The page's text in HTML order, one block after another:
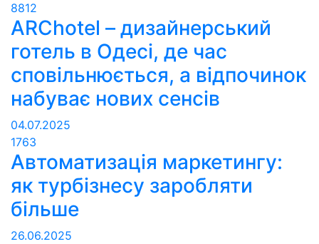
8812
ARChotel – дизайнерський
готель в Одесі, де час
сповільнюється, а відпочинок
набуває нових сенсів
04.07.2025
1763
Автоматизація маркетингу:
як турбізнесу заробляти
більше
26.06.2025